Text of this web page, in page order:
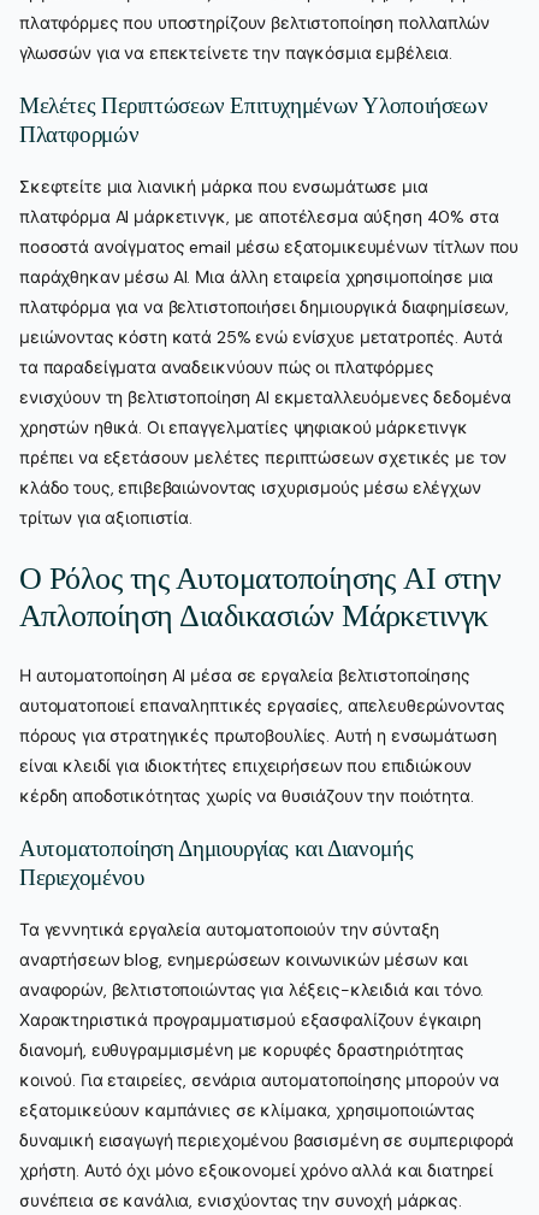
πλατφόρμες που υποστηρίζουν βελτιστοποίηση πολλαπλών
γλωσσών για να επεκτείνετε την παγκόσμια εμβέλεια.
Μελέτες Περιπτώσεων Επιτυχημένων Υλοποιήσεων
Πλατφορμών
Σκεφτείτε μια λιανική μάρκα που ενσωμάτωσε μια
πλατφόρμα AI μάρκετινγκ, με αποτέλεσμα αύξηση 40% στα
ποσοστά ανοίγματος email μέσω εξατομικευμένων τίτλων που
παράχθηκαν μέσω AI. Μια άλλη εταιρεία χρησιμοποίησε μια
πλατφόρμα για να βελτιστοποιήσει δημιουργικά διαφημίσεων,
μειώνοντας κόστη κατά 25% ενώ ενίσχυε μετατροπές. Αυτά
τα παραδείγματα αναδεικνύουν πώς οι πλατφόρμες
ενισχύουν τη βελτιστοποίηση AI εκμεταλλευόμενες δεδομένα
χρηστών ηθικά. Οι επαγγελματίες ψηφιακού μάρκετινγκ
πρέπει να εξετάσουν μελέτες περιπτώσεων σχετικές με τον
κλάδο τους, επιβεβαιώνοντας ισχυρισμούς μέσω ελέγχων
τρίτων για αξιοπιστία.
Ο Ρόλος της Αυτοματοποίησης AI στην
Απλοποίηση Διαδικασιών Μάρκετινγκ
Η αυτοματοποίηση AI μέσα σε εργαλεία βελτιστοποίησης
αυτοματοποιεί επαναληπτικές εργασίες, απελευθερώνοντας
πόρους για στρατηγικές πρωτοβουλίες. Αυτή η ενσωμάτωση
είναι κλειδί για ιδιοκτήτες επιχειρήσεων που επιδιώκουν
κέρδη αποδοτικότητας χωρίς να θυσιάζουν την ποιότητα.
Αυτοματοποίηση Δημιουργίας και Διανομής
Περιεχομένου
Τα γεννητικά εργαλεία αυτοματοποιούν την σύνταξη
αναρτήσεων blog, ενημερώσεων κοινωνικών μέσων και
αναφορών, βελτιστοποιώντας για λέξεις-κλειδιά και τόνο.
Χαρακτηριστικά προγραμματισμού εξασφαλίζουν έγκαιρη
διανομή, ευθυγραμμισμένη με κορυφές δραστηριότητας
κοινού. Για εταιρείες, σενάρια αυτοματοποίησης μπορούν να
εξατομικεύουν καμπάνιες σε κλίμακα, χρησιμοποιώντας
δυναμική εισαγωγή περιεχομένου βασισμένη σε συμπεριφορά
χρήστη. Αυτό όχι μόνο εξοικονομεί χρόνο αλλά και διατηρεί
συνέπεια σε κανάλια, ενισχύοντας την συνοχή μάρκας.